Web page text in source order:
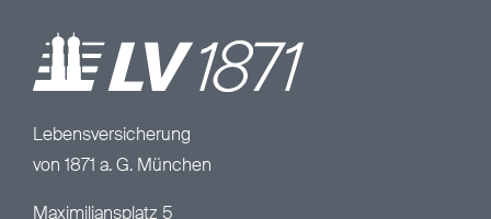
Lebensversicherung
von 1871 a. G. München
Maximiliansplatz 5